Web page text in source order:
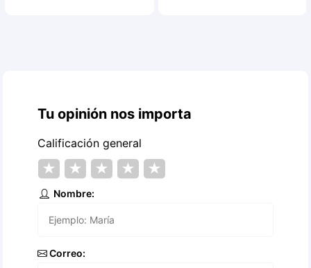
Tu opinión nos importa
Calificación general
★ ★ ★ ★ ★
Nombre:
Correo: